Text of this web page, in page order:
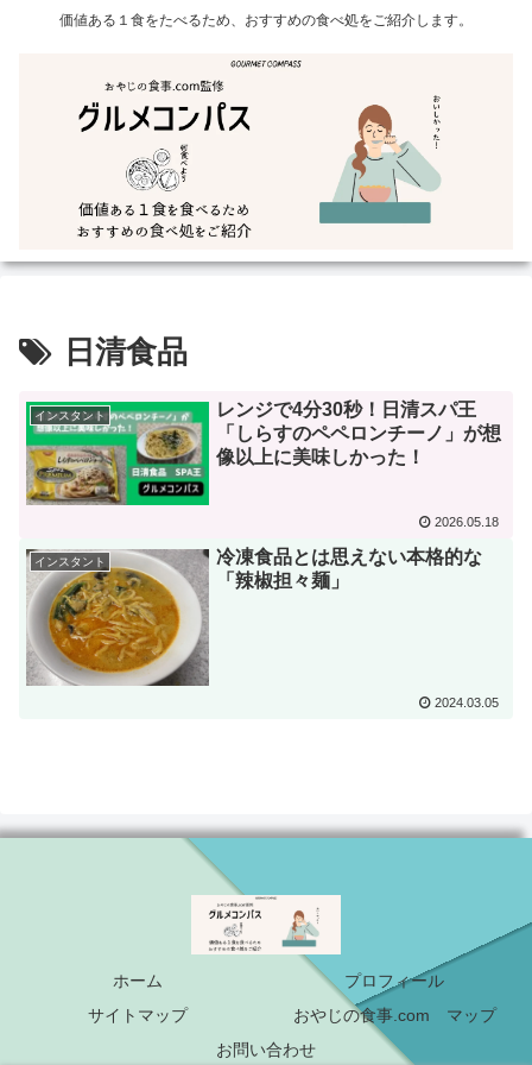
価値ある１食をたべるため、おすすめの食べ処をご紹介します。
日清食品
インスタント
レンジで4分30秒！日清スパ王
「しらすのペペロンチーノ」が想
像以上に美味しかった！
2026.05.18
インスタント
冷凍食品とは思えない本格的な
「辣椒担々麺」
2024.03.05
ホーム
プロフィール
サイトマップ
おやじの食事.com マップ
お問い合わせ